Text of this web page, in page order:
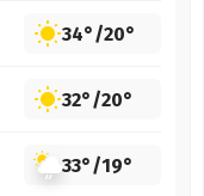
34°/20°
32°/20°
33°/19°